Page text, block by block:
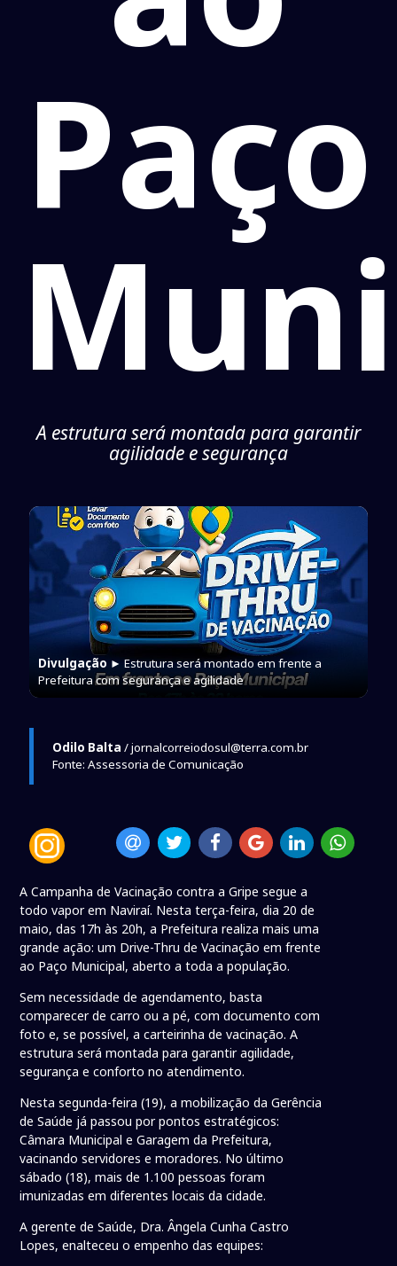
Paço
A estrutura será montada para garantir
agilidade e segurança
Divulgação ► Estrutura será montado em frente a
Prefeitura com segurança e agilidade
Odilo Balta / jornalcorreiodosul@terra.com.br
Fonte: Assessoria de Comunicação
A Campanha de Vacinação contra a Gripe segue a
todo vapor em Naviraí. Nesta terça-feira, dia 20 de
maio, das 17h às 20h, a Prefeitura realiza mais uma
grande ação: um Drive-Thru de Vacinação em frente
ao Paço Municipal, aberto a toda a população.
Sem necessidade de agendamento, basta
comparecer de carro ou a pé, com documento com
foto e, se possível, a carteirinha de vacinação. A
estrutura será montada para garantir agilidade,
segurança e conforto no atendimento.
Nesta segunda-feira (19), a mobilização da Gerência
de Saúde já passou por pontos estratégicos:
Câmara Municipal e Garagem da Prefeitura,
vacinando servidores e moradores. No último
sábado (18), mais de 1.100 pessoas foram
imunizadas em diferentes locais da cidade.
A gerente de Saúde, Dra. Ângela Cunha Castro
Lopes, enalteceu o empenho das equipes: